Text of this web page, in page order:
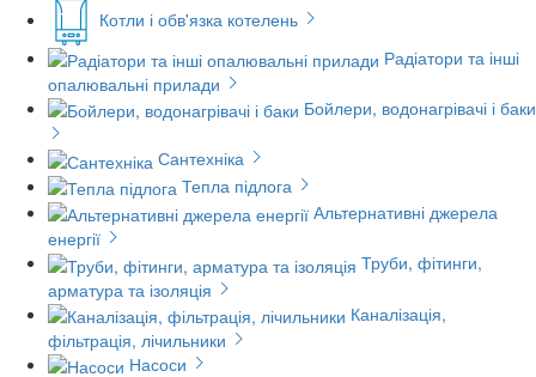
Котли і обв'язка котелень
Радіатори та інші
опалювальні прилади
Бойлери, водонагрівачі і баки
Сантехніка
Тепла підлога
Альтернативні джерела
енергії
Труби, фітинги,
арматура та ізоляція
Каналізація,
фільтрація, лічильники
Насоси